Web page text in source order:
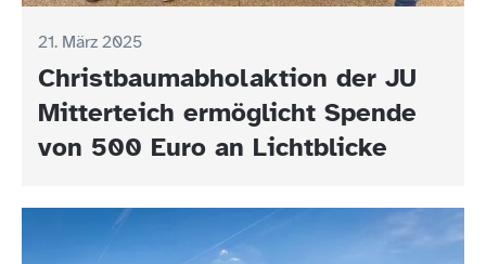
21. März 2025
Christbaumabholaktion der JU
Mitterteich ermöglicht Spende
von 500 Euro an Lichtblicke